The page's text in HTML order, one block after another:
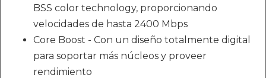
BSS color technology, proporcionando
velocidades de hasta 2400 Mbps
Core Boost - Con un diseño totalmente digital
para soportar más núcleos y proveer
rendimiento